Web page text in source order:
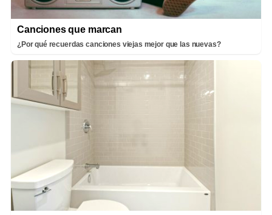
Canciones que marcan
¿Por qué recuerdas canciones viejas mejor que las nuevas?